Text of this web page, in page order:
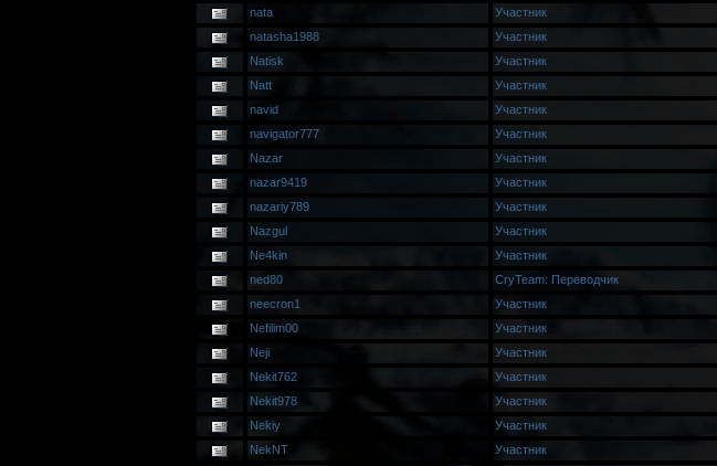
nata
Участник
natasha1988
Участник
Natisk
Участник
Natt
Участник
navid
Участник
navigator777
Участник
Nazar
Участник
nazar9419
Участник
nazariy789
Участник
Nazgul
Участник
Ne4kin
Участник
ned80
CryTeam: Переводчик
neecron1
Участник
Nefilim00
Участник
Neji
Участник
Nekit762
Участник
Nekit978
Участник
Nekiy
Участник
NekNT
Участник